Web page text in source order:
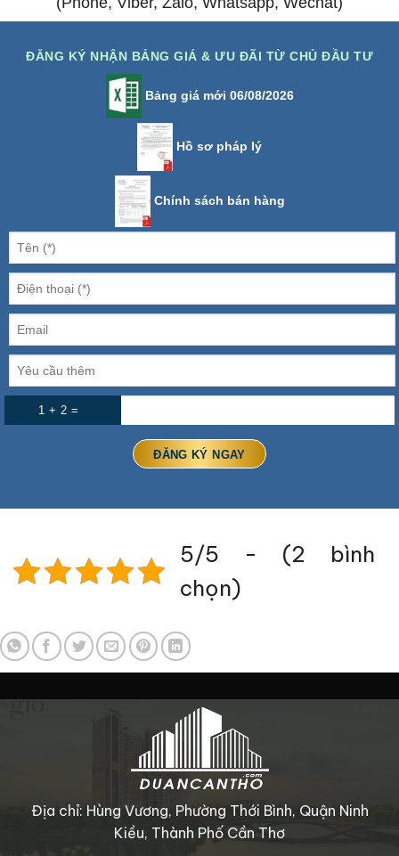
ĐĂNG KÝ NHẬN BẢNG GIÁ & ƯU ĐÃI TỪ CHỦ ĐẦU TƯ
Bảng giá mới 06/08/2026
Hồ sơ pháp lý
Chính sách bán hàng
1 + 2 =
5/5 - (2 bình
chọn)
Địa chỉ: Hùng Vương, Phường Thới Bình, Quận Ninh
Kiều, Thành Phố Cần Thơ